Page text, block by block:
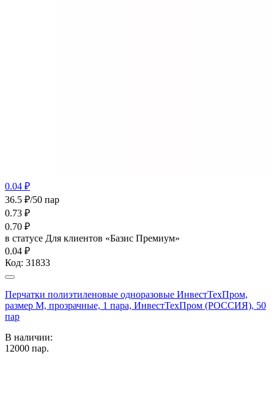
0.04 ₽
36.5 ₽/50 пар
0.73 ₽
0.70 ₽
в статусе Для клиентов «Базис Премиум»
0.04 ₽
Код: 31833
Перчатки полиэтиленовые одноразовые ИнвестТехПром,
размер M, прозрачные, 1 пара, ИнвестТехПром (РОССИЯ), 50
пар
В наличии:
12000 пар.